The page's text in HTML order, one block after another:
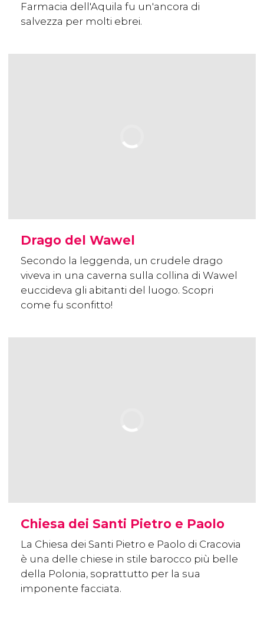
Farmacia dell'Aquila fu un'ancora di
salvezza per molti ebrei.
Drago del Wawel
Secondo la leggenda, un crudele drago
viveva in una caverna sulla collina di Wawel
euccideva gli abitanti del luogo. Scopri
come fu sconfitto!
Chiesa dei Santi Pietro e Paolo
La Chiesa dei Santi Pietro e Paolo di Cracovia
è una delle chiese in stile barocco più belle
della Polonia, soprattutto per la sua
imponente facciata.